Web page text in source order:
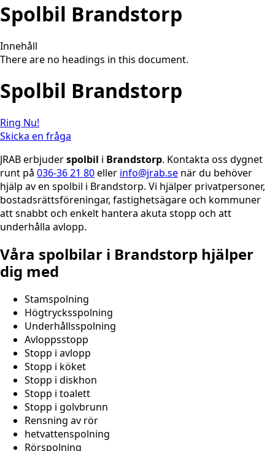
Spolbil Brandstorp
Innehåll
There are no headings in this document.
Spolbil Brandstorp
Ring Nu!
Skicka en fråga
JRAB erbjuderspolbil i Brandstorp. Kontakta oss dygnet
runt på 036-36 21 80eller info@jrab.se när du behöver
hjälp av en spolbil i Brandstorp. Vi hjälper privatpersoner,
bostadsrättsföreningar, fastighetsägare och kommuner
att snabbt och enkelt hantera akuta stopp och att
underhålla avlopp.
Våra spolbilar i Brandstorp hjälper
dig med
Stamspolning
Högtrycksspolning
Underhållsspolning
Avloppsstopp
Stopp i avlopp
Stopp i köket
Stopp i diskhon
Stopp i toalett
Stopp i golvbrunn
Rensning av rör
hetvattenspolning
Rörspolning